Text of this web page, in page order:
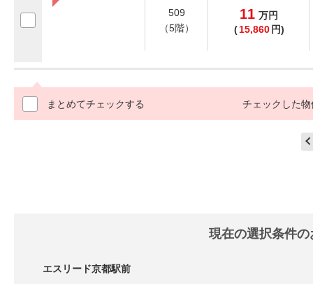
509
（5階）
11 万円
( 15,860 円)
まとめてチェックする チェックした物
現在の選択条件
エスリード京都駅前